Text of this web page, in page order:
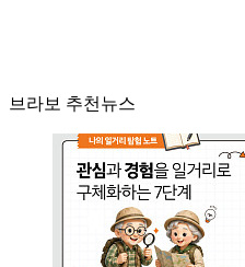
브라보 추천뉴스